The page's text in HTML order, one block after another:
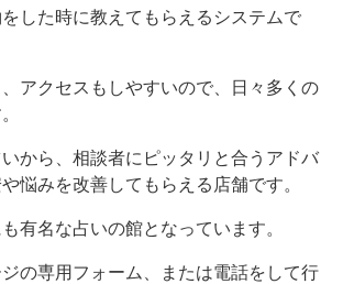
した時に教えてもらえるシステムで
アクセスもしやすいので、日々多くの
から、相談者にピッタリと合うアドバ
悩みを改善してもらえる店舗です。
有名な占いの館となっています。
の専用フォーム、または電話をして行